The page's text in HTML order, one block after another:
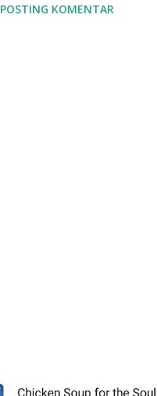
POSTING KOMENTAR